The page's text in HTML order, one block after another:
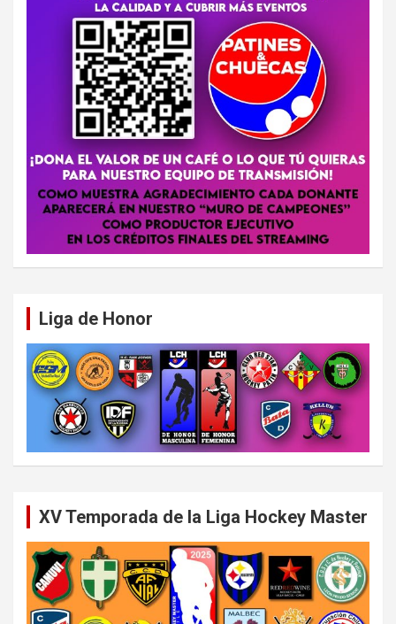
Liga de Honor
XV Temporada de la Liga Hockey Master